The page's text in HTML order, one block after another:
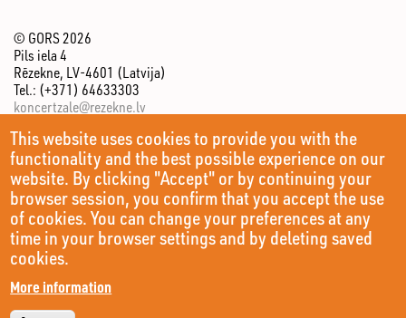
This website uses cookies to provide you with the
functionality and the best possible experience on our
website. By clicking "Accept" or by continuing your
browser session, you confirm that you accept the use
of cookies. You can change your preferences at any
time in your browser settings and by deleting saved
cookies.
More information
© GORS 2026
Pils iela 4
Rēzekne, LV-4601 (Latvija)
Tel.: (+371) 64633303
koncertzale@rezekne.lv